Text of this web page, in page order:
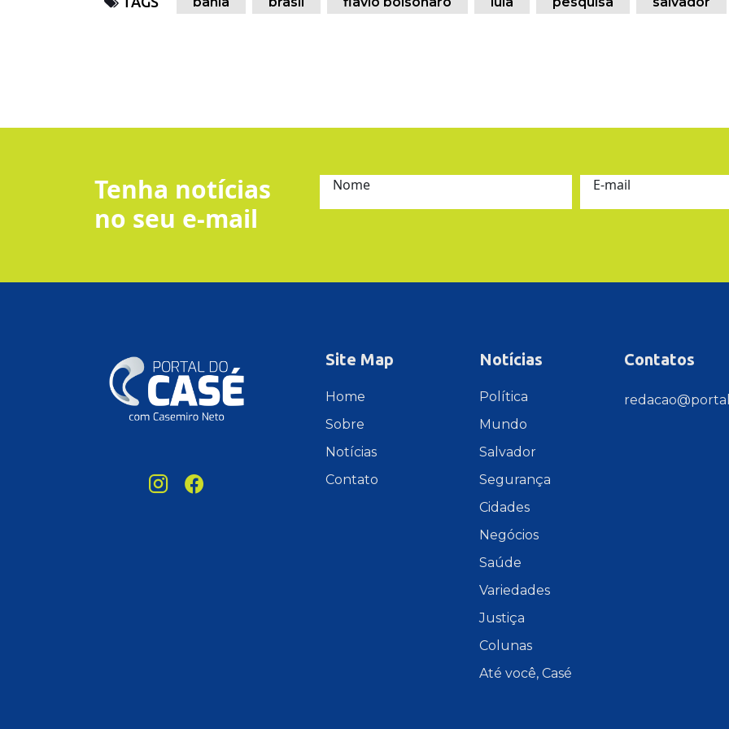
Tenha notícias
no seu e-mail
Nome E-mail
Site Map
Home
Sobre
Notícias
Contato
Notícias
Política
Mundo
Salvador
Segurança
Cidades
Negócios
Saúde
Variedades
Justiça
Colunas
Até você, Casé
Contatos